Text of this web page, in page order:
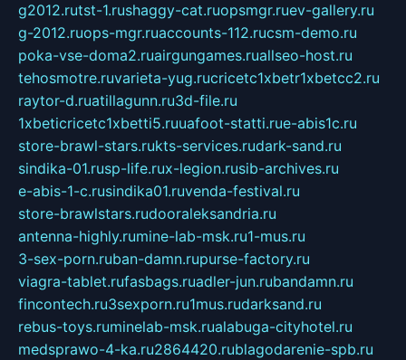
g2012.rutst-1.rushaggy-cat.ruopsmgr.ruev-gallery.ru
g-2012.ruops-mgr.ruaccounts-112.rucsm-demo.ru
poka-vse-doma2.ruairgungames.ruallseo-host.ru
tehosmotre.ruvarieta-yug.rucricetc1xbetr1xbetcc2.ru
raytor-d.ruatillagunn.ru3d-file.ru
1xbeticricetc1xbetti5.ruuafoot-statti.rue-abis1c.ru
store-brawl-stars.rukts-services.rudark-sand.ru
sindika-01.rusp-life.rux-legion.rusib-archives.ru
e-abis-1-c.rusindika01.ruvenda-festival.ru
store-brawlstars.rudooraleksandria.ru
antenna-highly.rumine-lab-msk.ru1-mus.ru
3-sex-porn.ruban-damn.rupurse-factory.ru
viagra-tablet.rufasbags.ruadler-jun.rubandamn.ru
fincontech.ru3sexporn.ru1mus.rudarksand.ru
rebus-toys.ruminelab-msk.rualabuga-cityhotel.ru
medsprawo-4-ka.ru2864420.rublagodarenie-spb.ru